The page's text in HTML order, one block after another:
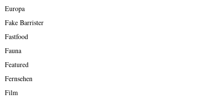
Europa
Fake Barrister
Fastfood
Fauna
Featured
Fernsehen
Film